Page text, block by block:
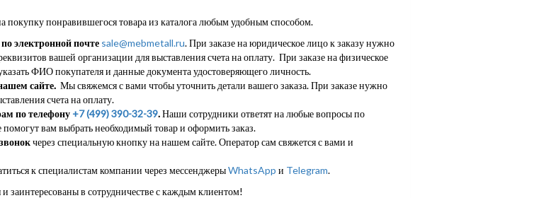
покупку понравившегося товара из каталога любым удобным способом.
электронной почте sale@mebmetall.ru. При заказе на юридическое лицо к заказу нужно
вашей организации для выставления счета на оплату. При заказе на физическое
ФИО покупателя и данные документа удостоверяющего личность.
сайте.Мы свяжемся с вами чтобы уточнить детали вашего заказа. При заказе нужно
счета на оплату.
по телефону +7 (499) 390-32-39.Наши сотрудники ответят на любые вопросы по
помогут вам выбрать необходимый товар и оформить заказ.
через специальную кнопку на нашем сайте. Оператор сам свяжется с вами и
к специалистам компании через мессенджерыWhatsApp и Telegram.
в сотрудничестве с каждым клиентом!